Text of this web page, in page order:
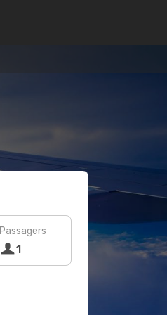
Passagers
1